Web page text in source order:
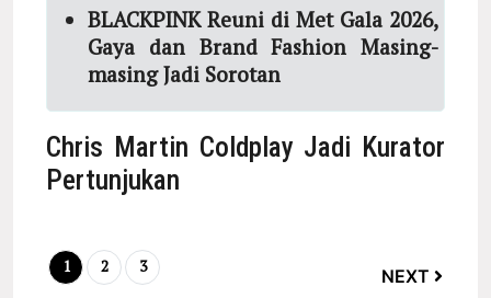
BLACKPINK Reuni di Met Gala 2026,
Gaya dan Brand Fashion Masing-
masing Jadi Sorotan
Chris Martin Coldplay Jadi Kurator
Pertunjukan
1 2 3 NEXT